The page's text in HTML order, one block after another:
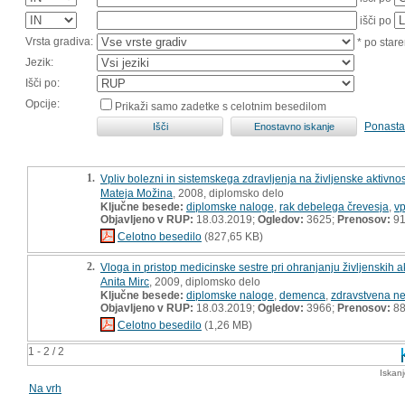
išči po
Vrsta gradiva:
* po
Jezik:
Išči po:
Opcije:
Prikaži samo zadetke s celotnim besedilom
1 - 2 / 2
1. Vpliv bolezni in sistemskega zdravljenja na življenske
Mateja Možina , 2008, diplomsko delo
Ključne besede: diplomske naloge rak debelega črevesja
Objavljeno v RUP: 18.03.2019; Ogledov: 3625; Prenosov: 91
Celotno besedilo (827,65 KB)
2. Vloga in pristop medicinske sestre pri ohranjanju življenskih
Anita Mirc , 2009, diplomsko delo
Ključne besede: diplomske naloge demenca zdravstvena
Objavljeno v RUP: 18.03.2019; Ogledov: 3966; Prenosov: 88
Celotno besedilo (1,26 MB)
Na vrh